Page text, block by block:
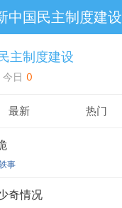
中国民主制度建设
主制度建设
今日 0
最新 热门
事
奇情况